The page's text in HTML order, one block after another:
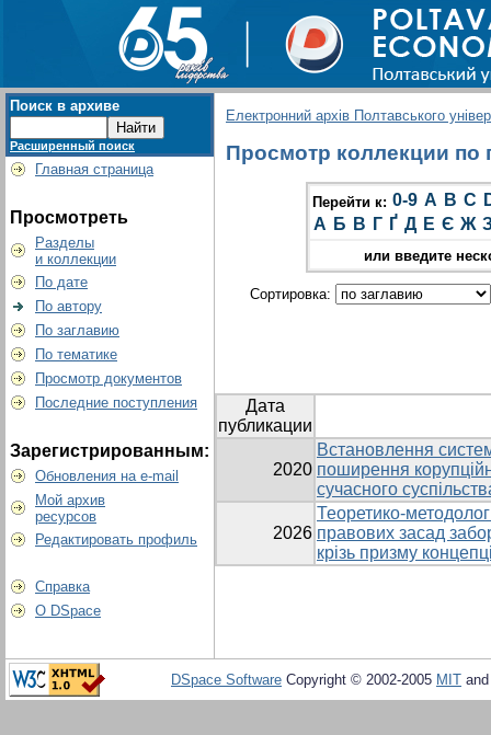
Поиск в архиве
Расширенный поиск
Главная страница
Просмотреть
Разделы
и коллекции
По дате
По автору
По заглавию
По тематике
Просмотр документов
Последние поступления
Зарегистрированным:
Обновления на e-mail
Мой архив
ресурсов
Редактировать профиль
Справка
О DSpace
Електронний архів Полтавського
Просмотр коллекции по
Перейти к: 0-9 A B C
А Б В Г Ґ Д Е Є Ж
или введите
Сортировка:
Дата
публикации
2020
Встановлення
поширення
сучасного
2026
Теоретико-
правових засад
крізь призму
DSpace Software Copyright © 2002-2005 MIT